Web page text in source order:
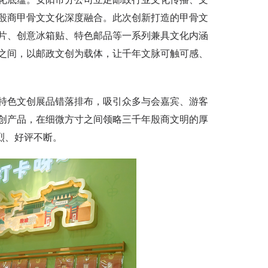
商甲骨文文化深度融合。此次创新打造的甲骨文
、创意冰箱贴、特色邮品等一系列兼具文化内涵
，以邮政文创为载体，让千年文脉可触可感、
文创展品错落排布，吸引众多与会嘉宾、游客
产品，在细微方寸之间领略三千年殷商文明的厚
好评不断。